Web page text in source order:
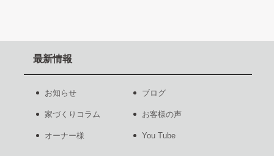
最新情報
お知らせ ブログ
家づくりコラム お客様の声
オーナー様 You Tube